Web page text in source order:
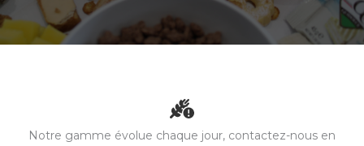
Notre gamme évolue chaque jour, contactez-nous en